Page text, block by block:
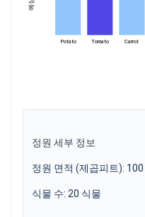
Potato Tomato Carrot
정원 세부 정보
정원 면적 (제곱피트): 100
식물 수: 20 식물